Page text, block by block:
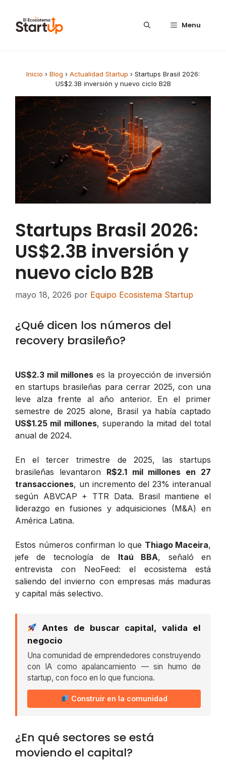
Menu
Inicio › Blog › Actualidad Startup › Startups Brasil 2026:
US$2.3B inversión y nuevo ciclo B2B
Startups Brasil 2026:
US$2.3B inversión y
nuevo ciclo B2B
mayo 18, 2026 por Equipo Ecosistema Startup
¿Qué dicen los números del
recovery brasileño?
US$2.3 mil millones es la proyección de inversión
en startups brasileñas para cerrar 2025, con una
leve alza frente al año anterior. En el primer
semestre de 2025 alone, Brasil ya había captado
US$1.25 mil millones, superando la mitad del total
anual de 2024.
En el tercer trimestre de 2025, las startups
brasileñas levantaron R$2.1 mil millones en 27
transacciones, un incremento del 23% interanual
según ABVCAP + TTR Data. Brasil mantiene el
liderazgo en fusiones y adquisiciones (M&A) en
América Latina.
Estos números confirman lo que Thiago Maceira,
jefe de tecnología de Itaú BBA, señaló en
entrevista con NeoFeed: el ecosistema está
saliendo del invierno con empresas más maduras
y capital más selectivo.
Antes de buscar capital, valida el
negocio
Una comunidad de emprendedores construyendo
con IA como apalancamiento — sin humo de
startup, con foco en lo que funciona.
Construir en la comunidad
¿En qué sectores se está
moviendo el capital?